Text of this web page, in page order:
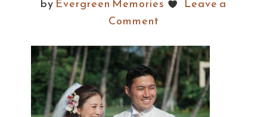
by Evergreen Memories
Leave a
Comment